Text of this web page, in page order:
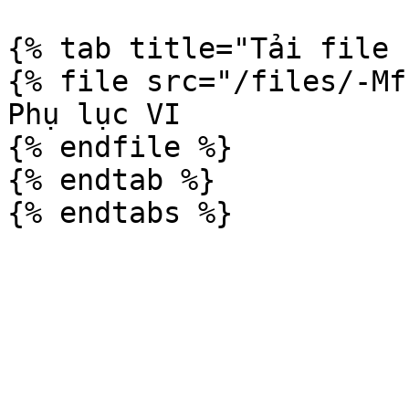
{% tab title="Tải file
{% file src="/files/-
Phụ lục VI
{% endfile %}
{% endtab %}